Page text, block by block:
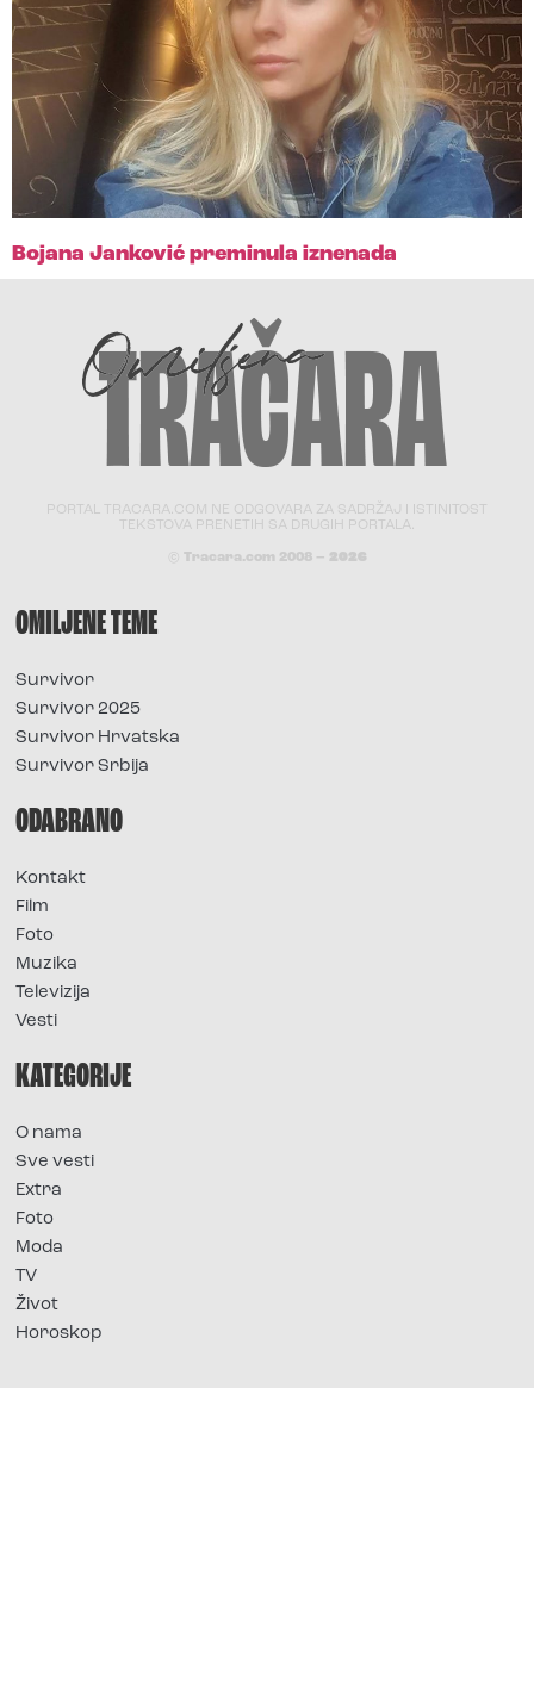
Bojana Janković preminula iznenada
PORTAL TRACARA.COM NE ODGOVARA ZA SADRŽAJ I ISTINITOST
TEKSTOVA PRENETIH SA DRUGIH PORTALA.
© Tracara.com 2008 – 2026
OMILJENE TEME
Survivor
Survivor 2025
Survivor Hrvatska
Survivor Srbija
ODABRANO
Kontakt
Film
Foto
Muzika
Televizija
Vesti
KATEGORIJE
O nama
Sve vesti
Extra
Foto
Moda
TV
Život
Horoskop